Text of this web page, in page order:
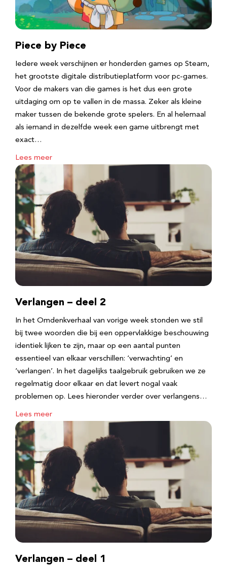
Piece by Piece
Iedere week verschijnen er honderden games op Steam,
het grootste digitale distributieplatform voor pc-games.
Voor de makers van die games is het dus een grote
uitdaging om op te vallen in de massa. Zeker als kleine
maker tussen de bekende grote spelers. En al helemaal
als iemand in dezelfde week een game uitbrengt met
exact…
Lees meer
Verlangen – deel 2
In het Omdenkverhaal van vorige week stonden we stil
bij twee woorden die bij een oppervlakkige beschouwing
identiek lijken te zijn, maar op een aantal punten
essentieel van elkaar verschillen: ‘verwachting’ en
‘verlangen’. In het dagelijks taalgebruik gebruiken we ze
regelmatig door elkaar en dat levert nogal vaak
problemen op. Lees hieronder verder over verlangens…
Lees meer
Verlangen – deel 1